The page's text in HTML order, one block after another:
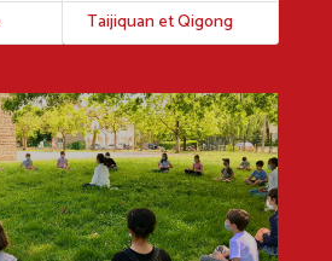
Taijiquan et Qigong